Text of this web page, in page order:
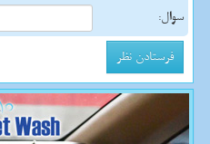
سوال: